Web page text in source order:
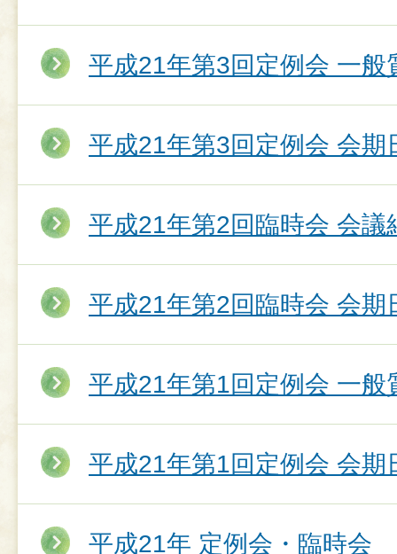
平成21年第3回定例会 一般
平成21年第3回定例会 会期
平成21年第2回臨時会 会議
平成21年第2回臨時会 会期
平成21年第1回定例会 一般
平成21年第1回定例会 会期
平成21年 定例会・臨時会